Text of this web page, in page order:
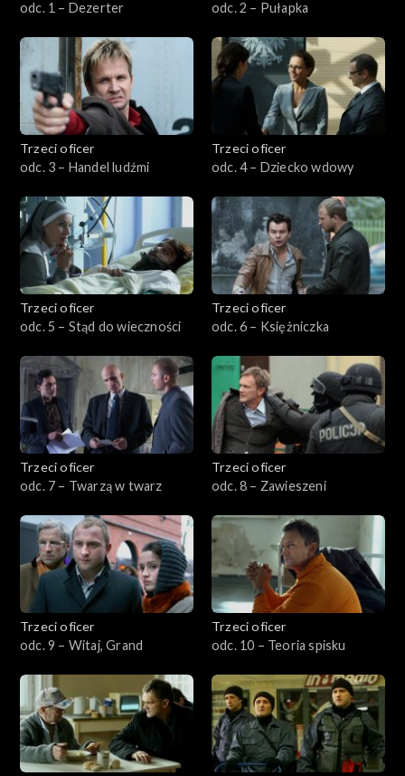
odc. 1 – Dezerter
odc. 2 – Pułapka
Trzeci oficer
odc. 3 – Handel ludźmi
Trzeci oficer
odc. 4 – Dziecko wdowy
Trzeci oficer
odc. 5 – Stąd do wieczności
Trzeci oficer
odc. 6 – Księżniczka
Trzeci oficer
odc. 7 – Twarzą w twarz
Trzeci oficer
odc. 8 – Zawieszeni
Trzeci oficer
odc. 9 – Witaj, Grand
Trzeci oficer
odc. 10 – Teoria spisku